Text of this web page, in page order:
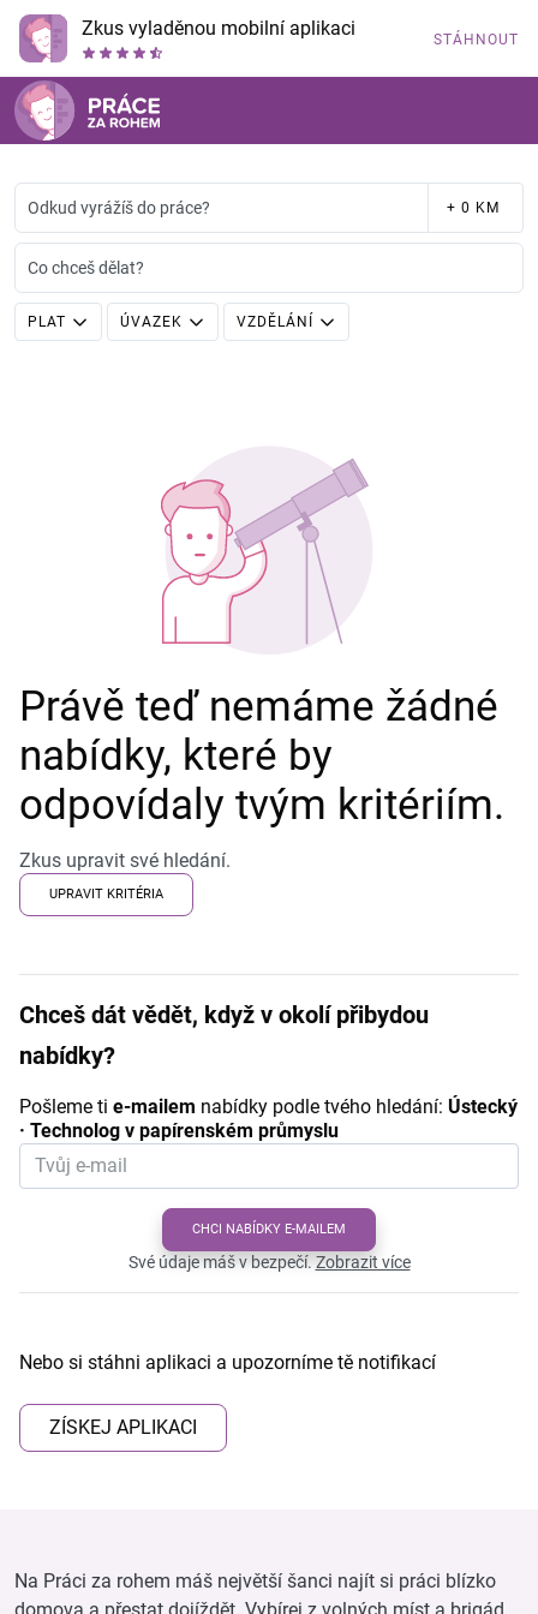
Zkus vyladěnou mobilní aplikaci STÁHNOUT
Odkud vyrážíš do práce? + 0 KM
Co chceš dělat?
PLAT ÚVAZEK VZDĚLÁNÍ
Právě teď nemáme žádné
nabídky, které by
odpovídaly tvým kritériím.
Zkus upravit své hledání.
UPRAVIT KRITÉRIA
Chceš dát vědět, když v okolí přibydou
nabídky?
Pošleme ti e-mailem nabídky podle tvého hledání: Ústecký
· Technolog v papírenském průmyslu
CHCI NABÍDKY E-MAILEM
Své údaje máš v bezpečí.Zobrazit více
Nebo si stáhni aplikaci a upozorníme tě notifikací
ZÍSKEJ APLIKACI
Na Práci za rohem máš největší šanci najít si práci blízko
domova a přestat dojíždět. Vybírej z volných míst a brigád